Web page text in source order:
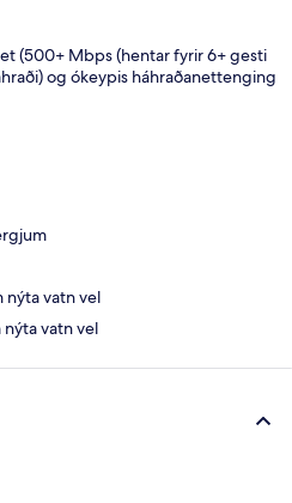
(500+ Mbps (hentar fyrir 6+ gesti
og ókeypis háhraðanettenging
nýta vatn vel
nýta vatn vel